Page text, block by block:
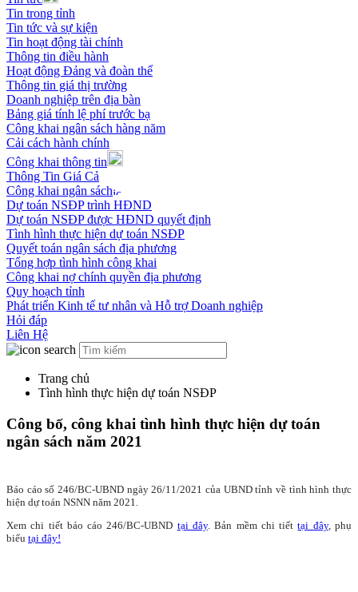
Tin trong tỉnh
Tin tức và sự kiện
Tin hoạt động tài chính
Thông tin điều hành
Hoạt động Đảng và đoàn thể
Thông tin giá thị trường
Doanh nghiệp trên địa bàn
Bảng giá tính lệ phí trước bạ
Công khai ngân sách hàng năm
Cải cách hành chính
Công khai thông tin
Thông Tin Giá Cả
Công khai ngân sách
Dự toán NSĐP trình HĐND
Dự toán NSĐP được HĐND quyết định
Tình hình thực hiện dự toán NSĐP
Quyết toán ngân sách địa phương
Tổng hợp tình hình công khai
Công khai nợ chính quyền địa phương
Quy hoạch tỉnh
Phát triển Kinh tế tư nhân và Hỗ trợ Doanh nghiệp
Hỏi đáp
Liên Hệ
Trang chủ
Tình hình thực hiện dự toán NSĐP
Công bố, công khai tình hình thực hiện dự toán
ngân sách năm 2021
Báo cáo số 246/BC-UBND ngày26/11/2021 của UBND tỉnh về tình hình thực
hiện dự toán NSNN năm 2021.
Xem chi tiết báo cáo 246/BC-UBND tại đây. Bản mềm chi tiếttại đây, phụ
biểu tại đây!